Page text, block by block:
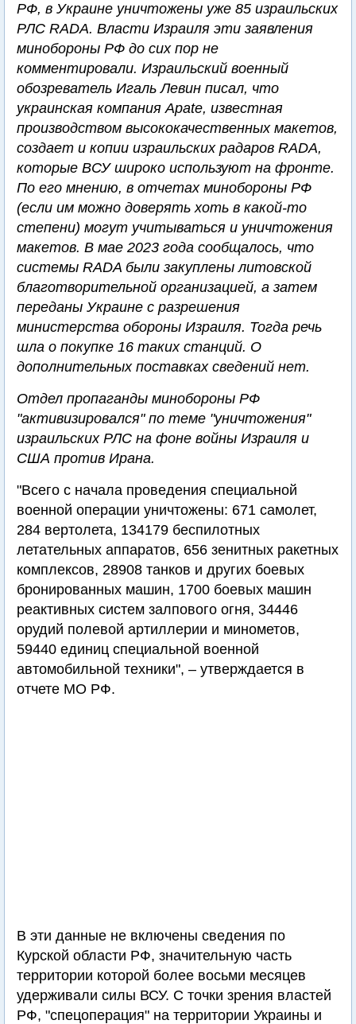
РФ, в Украине уничтожены уже 85 израильских
РЛС RADA. Власти Израиля эти заявления
минобороны РФ до сих пор не
комментировали. Израильский военный
обозреватель Игаль Левин писал, что
украинская компания Apate, известная
производством высококачественных макетов,
создает и копии израильских радаров RADA,
которые ВСУ широко используют на фронте.
По его мнению, в отчетах минобороны РФ
(если им можно доверять хоть в какой-то
степени) могут учитываться и уничтожения
макетов. В мае 2023 года сообщалось, что
системы RADA были закуплены литовской
благотворительной организацией, а затем
переданы Украине с разрешения
министерства обороны Израиля. Тогда речь
шла о покупке 16 таких станций. О
дополнительных поставках сведений нет.
Отдел пропаганды минобороны РФ
"активизировался" по теме "уничтожения"
израильских РЛС на фоне войны Израиля и
США против Ирана.
"Всего с начала проведения специальной
военной операции уничтожены: 671 самолет,
284 вертолета, 134179 беспилотных
летательных аппаратов, 656 зенитных ракетных
комплексов, 28908 танков и других боевых
бронированных машин, 1700 боевых машин
реактивных систем залпового огня, 34446
орудий полевой артиллерии и минометов,
59440 единиц специальной военной
автомобильной техники", – утверждается в
отчете МО РФ.
В эти данные не включены сведения по
Курской области РФ, значительную часть
территории которой более восьми месяцев
удерживали силы ВСУ. С точки зрения властей
РФ, "спецоперация" на территории Украины и